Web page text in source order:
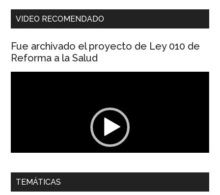
VIDEO RECOMENDADO
Fue archivado el proyecto de Ley 010 de
Reforma a la Salud
00:00 01:04
Dra. Carolina Corcho Mejía,Presidenta Corporación
TEMÁTICAS